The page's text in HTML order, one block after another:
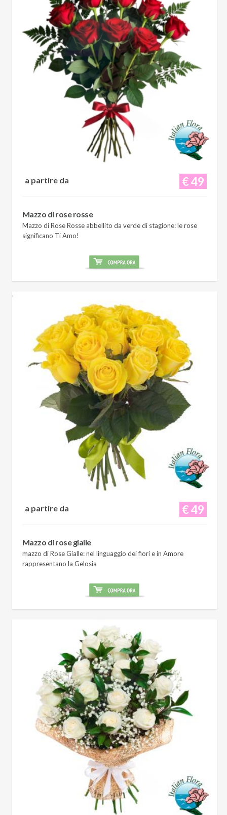
€ 49
a partire da
Mazzo di rose rosse
Mazzo di Rose Rosse abbellito da verde di stagione: le rose
significano Ti Amo!
€ 49
a partire da
Mazzo di rose gialle
mazzo di Rose Gialle: nel linguaggio dei fiori e in Amore
rappresentano la Gelosia